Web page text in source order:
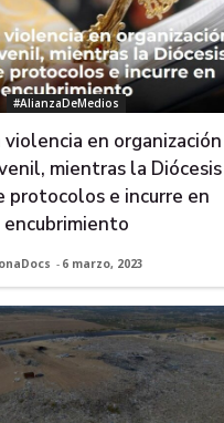
#AlianzaDeMedios
violencia en organización
mientras la Diócesis
protocolos e incurre en
encubrimiento
- 6 marzo, 2023